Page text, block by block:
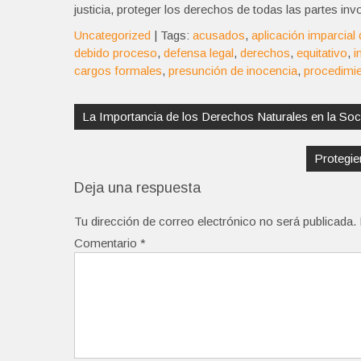
justicia, proteger los derechos de todas las partes
Uncategorized | Tags: acusados, aplicación imparcial
debido proceso, defensa legal, derechos, equitativo,
cargos formales, presunción de inocencia,
de
entradas
La Importancia de los Derechos Naturales en la
Deja una respuesta
Tu dirección de correo electrónico no será publicada.
Comentario *